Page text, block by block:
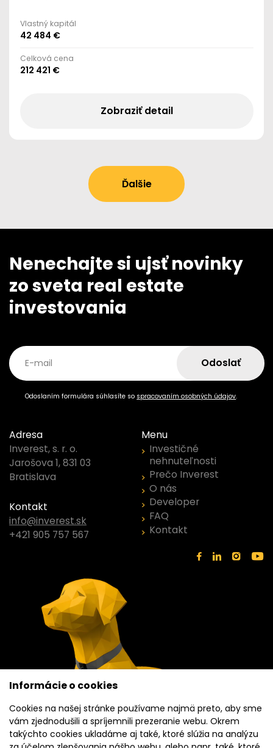
Vlastný kapitál
42 484 €
Celková cena
212 421 €
Zobraziť detail
Ďalšie
Nenechajte si ujsť novinky
zo sveta real estate
investovania
E-mail Odoslať
Odoslaním formulára súhlasíte so spracovaním osobných údajov.
Adresa
Inverest, s. r. o.
Jarošova 1, 831 03
Bratislava
Kontakt
info@inverest.sk
+421 905 757 567
Menu
Investičné
nehnuteľnosti
Prečo Inverest
O nás
Developer
FAQ
Kontakt
Informácie o cookies
Cookies na našej stránke používame najmä preto, aby sme
vám zjednodušili a spríjemnili prezeranie webu. Okrem
takýchto cookies ukladáme aj také, ktoré slúžia na analýzu